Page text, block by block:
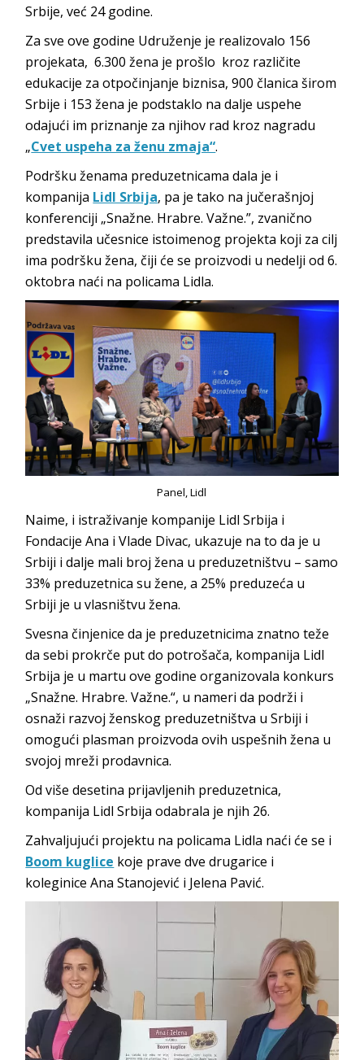
Srbije, već 24 godine.
Za sve ove godine Udruženje je realizovalo 156
projekata, 6.300 žena je prošlo kroz različite
edukacije za otpočinjanje biznisa, 900 članica širom
Srbije i 153 žena je podstaklo na dalje uspehe
odajući im priznanje za njihov rad kroz nagradu
„Cvet uspeha za ženu zmaja“.
Podršku ženama preduzetnicama dala je i
kompanija Lidl Srbija, pa je tako na jučerašnjoj
konferenciji „Snažne. Hrabre. Važne.”, zvanično
predstavila učesnice istoimenog projekta koji za cilj
ima podršku žena, čiji će se proizvodi u nedelji od 6.
oktobra naći na policama Lidla.
Panel, Lidl
Naime, i istraživanje kompanije Lidl Srbija i
Fondacije Ana i Vlade Divac, ukazuje na to da je u
Srbiji i dalje mali broj žena u preduzetništvu – samo
33% preduzetnica su žene, a 25% preduzeća u
Srbiji je u vlasništvu žena.
Svesna činjenice da je preduzetnicima znatno teže
da sebi prokrče put do potrošača, kompanija Lidl
Srbija je u martu ove godine organizovala konkurs
„Snažne. Hrabre. Važne.“, u nameri da podrži i
osnaži razvoj ženskog preduzetništva u Srbiji i
omogući plasman proizvoda ovih uspešnih žena u
svojoj mreži prodavnica.
Od više desetina prijavljenih preduzetnica,
kompanija Lidl Srbija odabrala je njih 26.
Zahvaljujući projektu na policama Lidla naći će se i
Boom kuglice koje prave dve drugarice i
koleginice Ana Stanojević i Jelena Pavić.